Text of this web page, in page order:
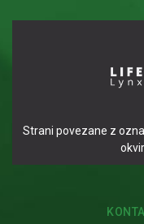
Strani povezane z